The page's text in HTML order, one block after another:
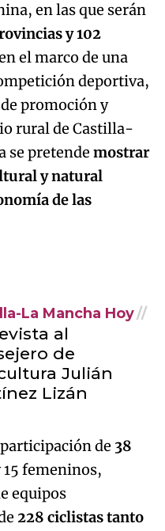
en las que serán
y 102
el marco de una
deportiva,
promoción y
rural de Castilla-
se pretende mostrar
y natural
de las
La Mancha Hoy
al
de
Julián
Lizán
de 38
15 femeninos,
equipos
228 ciclistas tanto